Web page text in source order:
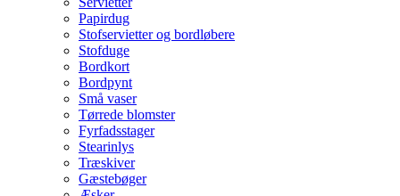
Papirdug
Stofservietter og bordløbere
Stofduge
Bordkort
Bordpynt
Små vaser
Tørrede blomster
Fyrfadsstager
Stearinlys
Træskiver
Gæstebøger